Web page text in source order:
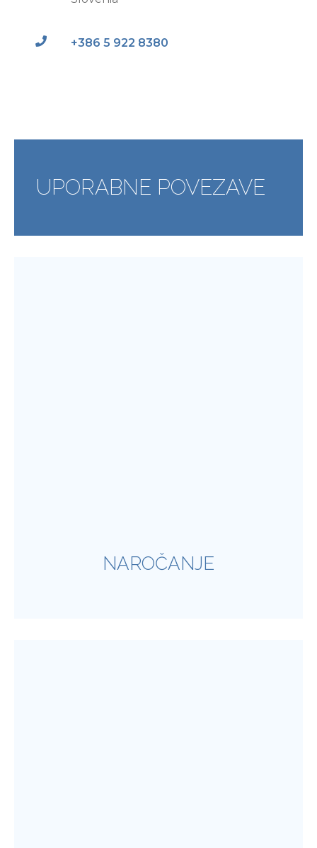
+386 5 922 8380
UPORABNE POVEZAVE
NAROČANJE